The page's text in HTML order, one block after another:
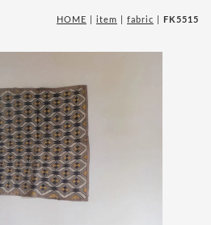
HOME item fabric FK5515